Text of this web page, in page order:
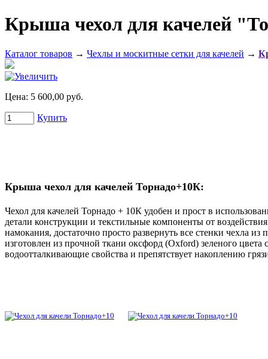
Крыша чехол для качелей
Каталог товаров → Чехлы и москитные сетки для качелей →
Цена: 5 600,00 руб.
Купить
Крыша чехол для качелей Торнадо+10К:
Чехол для качелей Торнадо + 10К удобен и прост в
детали конструкции и текстильные компоненты от
намокания, достаточно просто развернуть все стенки чехла
изготовлен из прочной ткaни оксфорд (Oxford) зеленого
водоотталкивающие свойства и препятствует накоплению